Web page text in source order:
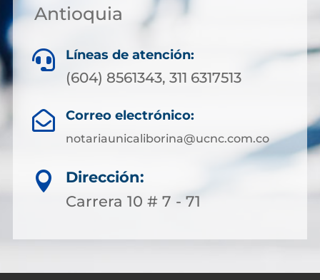
Antioquia
 Líneas de atención:
(604) 8561343, 311 6317513
 Correo electrónico:
notariaunicaliborina@ucnc.com.co

Dirección:
Carrera 10 # 7 - 71